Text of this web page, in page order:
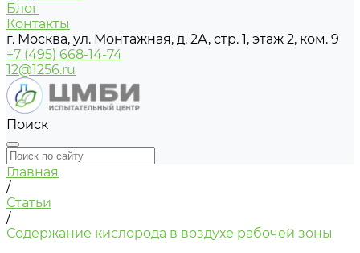
Блог
Контакты
г. Москва, ул. Монтажная, д. 2А, стр. 1, этаж 2, ком. 9
+7 (495) 668-14-74
12@1256.ru
Поиск
Главная
/
Статьи
/
Содержание кислорода в воздухе рабочей зоны